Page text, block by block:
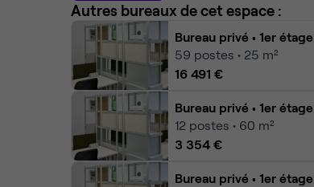
Autres bureaux de cet espace :
Bureau privé • 1er étage
59 postes • 25 m²
16 491 €
Bureau privé • 1er étage
12 postes • 60 m²
3 354 €
Bureau privé • 1er étage